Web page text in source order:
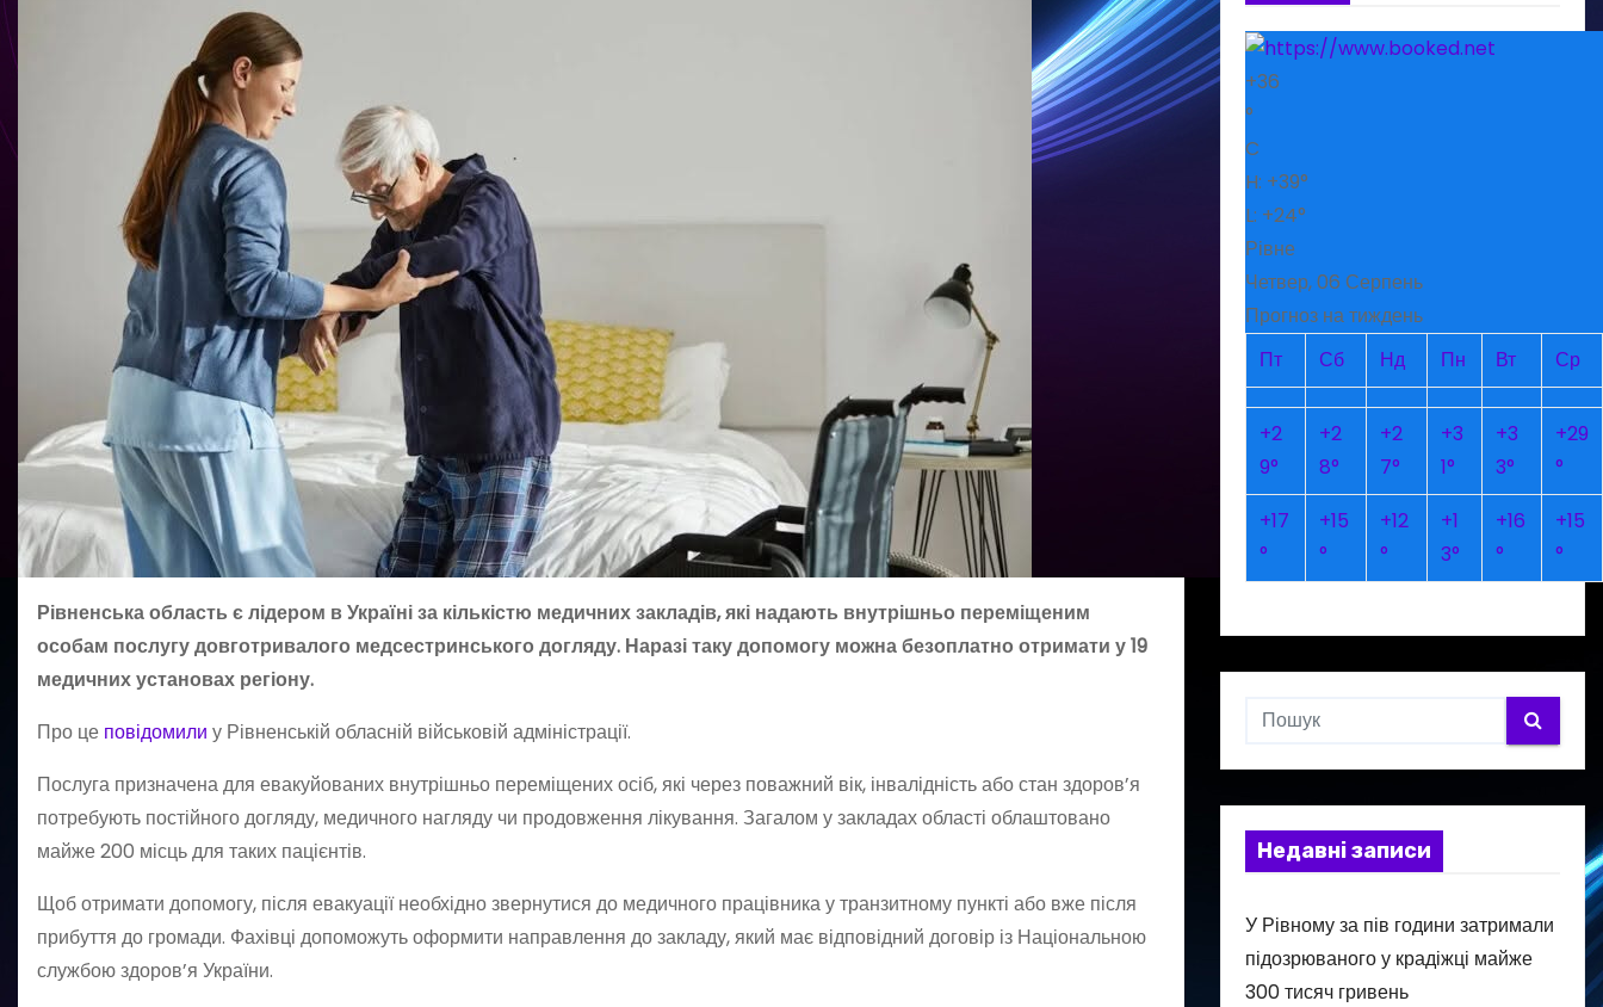
Рівненська область є лідером в Україні за кількістю медичних закладів, які надають внутрішньо переміщеним
особам послугу довготривалого медсестринського догляду. Наразі таку допомогу можна безоплатно отримати у 19
медичних установах регіону.
Про це повідомили у Рівненській обласній військовій адміністрації.
Послуга призначена для евакуйованих внутрішньо переміщених осіб, які через поважний вік, інвалідність або стан здоров’я
потребують постійного догляду, медичного нагляду чи продовження лікування. Загалом у закладах області облаштовано
майже 200 місць для таких пацієнтів.
Щоб отримати допомогу, після евакуації необхідно звернутися до медичного працівника у транзитному пункті або вже після
прибуття до громади. Фахівці допоможуть оформити направлення до закладу, який має відповідний договір із Національною
службою здоров’я України.
+36
°
C
H: +39°
L: +24°
Рівне
Четвер, 06 Серпень
Прогноз на тиждень
Пт
Сб Нд Пн Вт Ср
+2
9°
+2
8°
+2
7°
+3
1°
+3
3°
+29
°
+17
°
+15
°
+12
°
+1
3°
+16
°
+15
°
Недавні записи
У Рівному за пів години затримали
підозрюваного у крадіжці майже
300 тисяч гривень